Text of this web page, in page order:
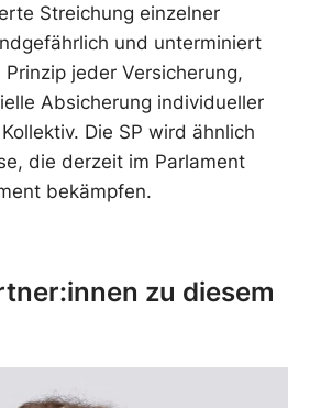
Streichung einzelner
und unterminiert
jeder Versicherung,
Absicherung individueller
Die SP wird ähnlich
die derzeit im Parlament
bekämpfen.
zu diesem